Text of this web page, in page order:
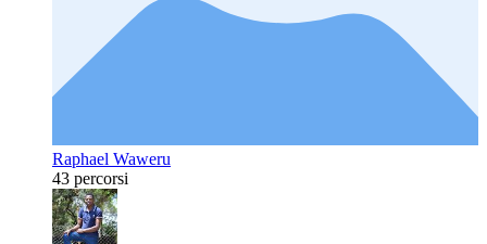
Raphael Waweru
43 percorsi